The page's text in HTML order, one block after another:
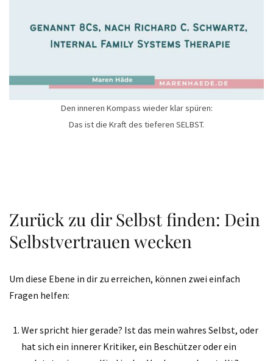
Den inneren Kompass wieder klar spüren:
Das ist die Kraft des tieferen SELBST.
Zurück zu dir Selbst finden: Dein
Selbstvertrauen wecken
Um diese Ebene in dir zu erreichen, können zwei einfach
Fragen helfen:
Wer spricht hier gerade? Ist das mein wahres Selbst, oder
hat sich ein innerer Kritiker, ein Beschützer oder ein